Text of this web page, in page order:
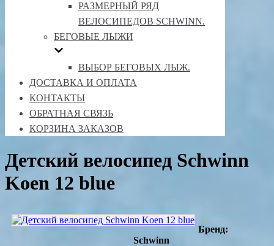
РАЗМЕРНЫЙ РЯД
ВЕЛОСИПЕДОВ SCHWINN.
БЕГОВЫЕ ЛЫЖИ
ВЫБОР БЕГОВЫХ ЛЫЖ.
ДОСТАВКА И ОПЛАТА
КОНТАКТЫ
ОБРАТНАЯ СВЯЗЬ
КОРЗИНА ЗАКАЗОВ
Детский велосипед Schwinn
Koen 12 blue
Бренд:
Schwinn